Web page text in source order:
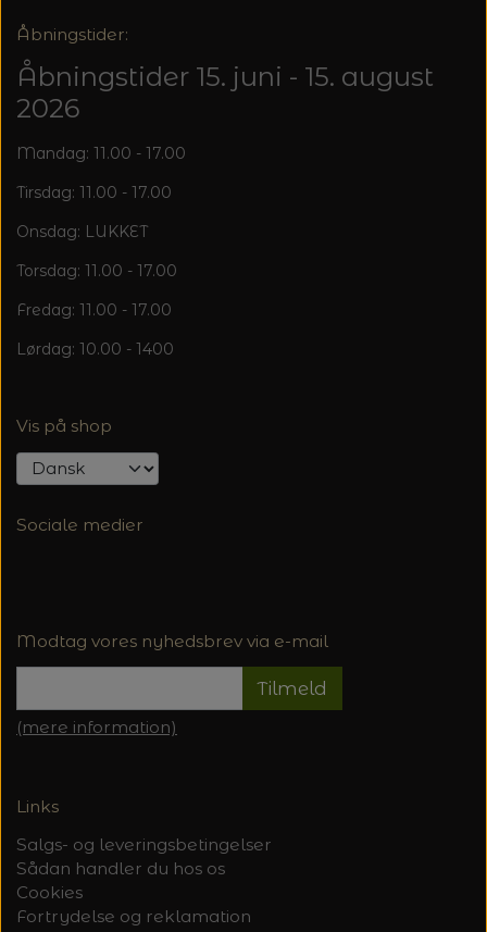
Åbningstider:
Åbningstider 15. juni - 15. august
2026
Mandag: 11.00 - 17.00
Tirsdag: 11.00 - 17.00
Onsdag: LUKKET
Torsdag: 11.00 - 17.00
Fredag: 11.00 - 17.00
Lørdag: 10.00 - 1400
Vis på shop
Sociale medier
Modtag vores nyhedsbrev via e-mail
Tilmeld
(mere information)
Links
Salgs- og leveringsbetingelser
Sådan handler du hos os
Cookies
Fortrydelse og reklamation